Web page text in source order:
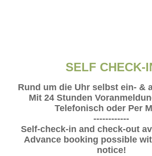
SELF CHECK-
Rund um die Uhr selbst ein- &
Mit 24 Stunden
Telefonisch oder Per
------------
Self-check-in and check-out
Advance booking possible
notice!